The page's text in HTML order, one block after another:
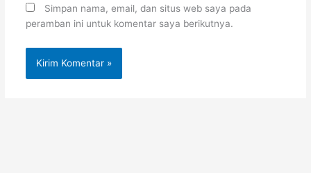
Simpan nama, email, dan situs web saya pada
peramban ini untuk komentar saya berikutnya.